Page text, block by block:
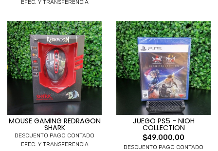
EFEC. Y TRANSFERENCIA
MOUSE GAMING REDRAGON
SHARK
DESCUENTO PAGO CONTADO
EFEC. Y TRANSFERENCIA
JUEGO PS5 - NIOH
COLLECTION
$49.000,00
DESCUENTO PAGO CONTADO